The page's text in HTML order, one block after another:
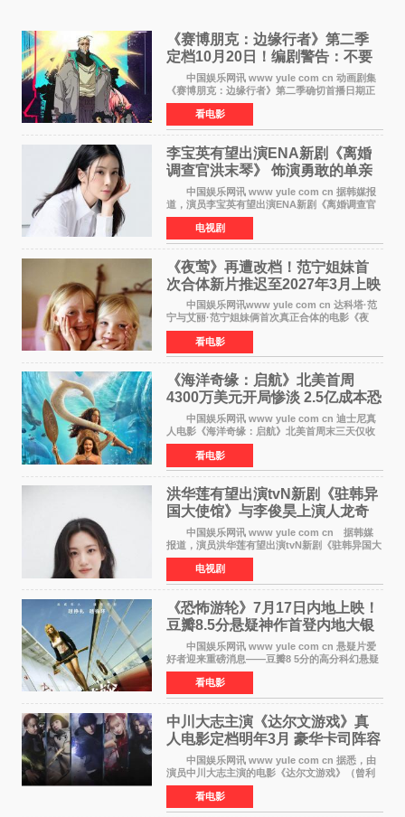
《赛博朋克：边缘行者》第二季
定档10月20日！编剧警告：不要
对角色投入太深
中国娱乐网讯 www yule com cn 动画剧集
《赛博朋克：边缘行者》第二季确切首播日期正
式敲定——将于10月20日在Netflix全球上线。此
前，Netflix韩国官方账号曾短暂出现这一日期信
息，随后迅
看电影
李宝英有望出演ENA新剧《离婚
调查官洪末琴》 饰演勇敢的单亲
妈妈家事调查官
中国娱乐网讯 www yule com cn 据韩媒报
道，演员李宝英有望出演ENA新剧《离婚调查官
洪末琴》女主角，引发观众期待。 李宝英在
剧中饰演家庭法院家事调查官洪末琴一角——即
使在极限状况
电视剧
《夜莺》再遭改档！范宁姐妹首
次合体新片推迟至2027年3月上映
中国娱乐网讯www yule com cn 达科塔·范
宁与艾丽·范宁姐妹俩首次真正合体的电影《夜
莺》再度改档，从原定的2027年2月12日推迟至
同年3月19日北美上映，片方希望借此利用春假档
期争取更多年轻
看电影
《海洋奇缘：启航》北美首周
4300万美元开局惨淡 2.5亿成本恐
巨亏1亿
中国娱乐网讯 www yule com cn 迪士尼真
人电影《海洋奇缘：启航》北美首周末三天仅收
4300万美元（开画3827馆），中国内地首周票房
仅840万元人民币，全球开画票房约9500万美
元，远低于业内
看电影
洪华莲有望出演tvN新剧《驻韩异
国大使馆》与李俊昊上演人龙奇
幻罗曼史
中国娱乐网讯 www yule com cn 据韩媒
报道，演员洪华莲有望出演tvN新剧《驻韩异国大
使馆》女主角，与李俊昊合作，引发观众期
待。 该剧讲述了一位因管理驻韩异国大使馆
（负责管理居住在大
电视剧
《恐怖游轮》7月17日内地上映！
豆瓣8.5分悬疑神作首登内地大银
中国娱乐网讯 www yule com cn 悬疑片爱
好者迎来重磅消息——豆瓣8 5分的高分科幻悬疑
电影《恐怖游轮》正式宣布定档7月17日在内地上
映。这部由英国导演克里斯托弗·史密斯执导、惊
悚片女王梅
看电影
中川大志主演《达尔文游戏》真
人电影定档明年3月 豪华卡司阵容
公开
中国娱乐网讯 www yule com cn 据悉，由
演员中川大志主演的电影《达尔文游戏》（曾利
文彦执导）将于明年3月12日上映，该消息于7月9
日公布。 本片为累计发行量突破1000万册的
同名漫画的真
看电影